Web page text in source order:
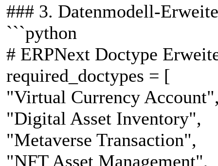
### 3. Datenmodell-
```python
# ERPNext Doctype
required_doctypes = [
"Virtual Currency
"Digital Asset Inventory",
"Metaverse Transaction",
"NFT Asset Management",